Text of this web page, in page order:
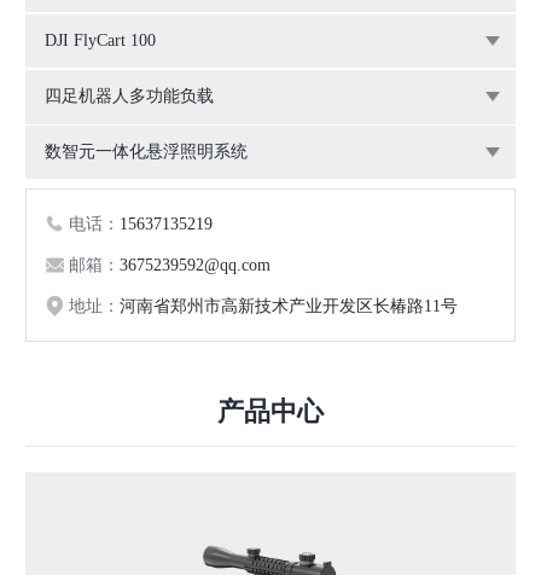
DJI FlyCart 100
四足机器人多功能负载
数智元一体化悬浮照明系统
电话： 15637135219
邮箱： 3675239592@qq.com
地址： 河南省郑州市高新技术产业开发区长椿路11号
产品中心